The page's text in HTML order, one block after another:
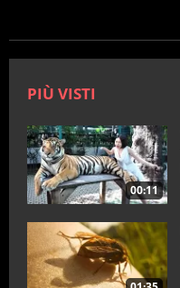
PIÙ VISTI
00:11